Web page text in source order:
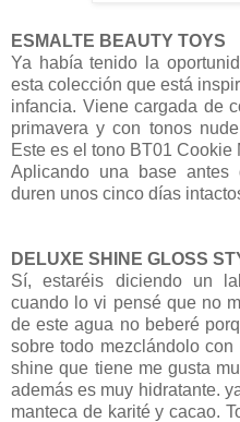
ESMALTE BEAUTY TOYS
Ya había tenido la
esta colección que está
infancia. Viene cargada de
primavera y con tonos
Este es el tono BT01 Cookie
Aplicando una base
duren unos cinco días
DELUXE SHINE GLOSS
Sí, estaréis diciendo un
cuando lo vi pensé que no
de este agua no beberé
sobre todo mezclándolo
shine que tiene me gusta
además es muy hidratante.
manteca de karité y cacao.